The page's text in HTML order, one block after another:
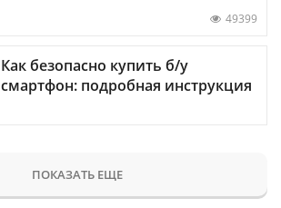
49399
Как безопасно купить б/у
смартфон: подробная инструкция
ПОКАЗАТЬ ЕЩЕ